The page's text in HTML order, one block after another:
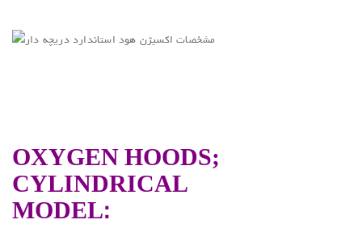
OXYGEN HOODS;
CYLINDRICAL
MODEL: